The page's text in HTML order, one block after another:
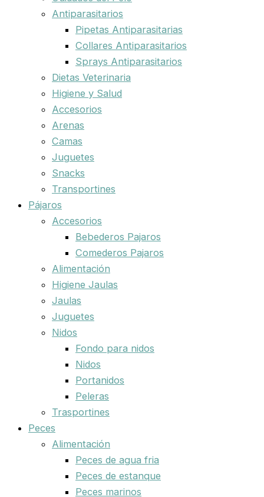
Antiparasitarios
Pipetas Antiparasitarias
Collares Antiparasitarios
Sprays Antiparasitarios
Dietas Veterinaria
Higiene y Salud
Accesorios
Arenas
Camas
Juguetes
Snacks
Transportines
Pájaros
Accesorios
Bebederos Pajaros
Comederos Pajaros
Alimentación
Higiene Jaulas
Jaulas
Juguetes
Nidos
Fondo para nidos
Nidos
Portanidos
Peleras
Trasportines
Peces
Alimentación
Peces de agua fria
Peces de estanque
Peces marinos